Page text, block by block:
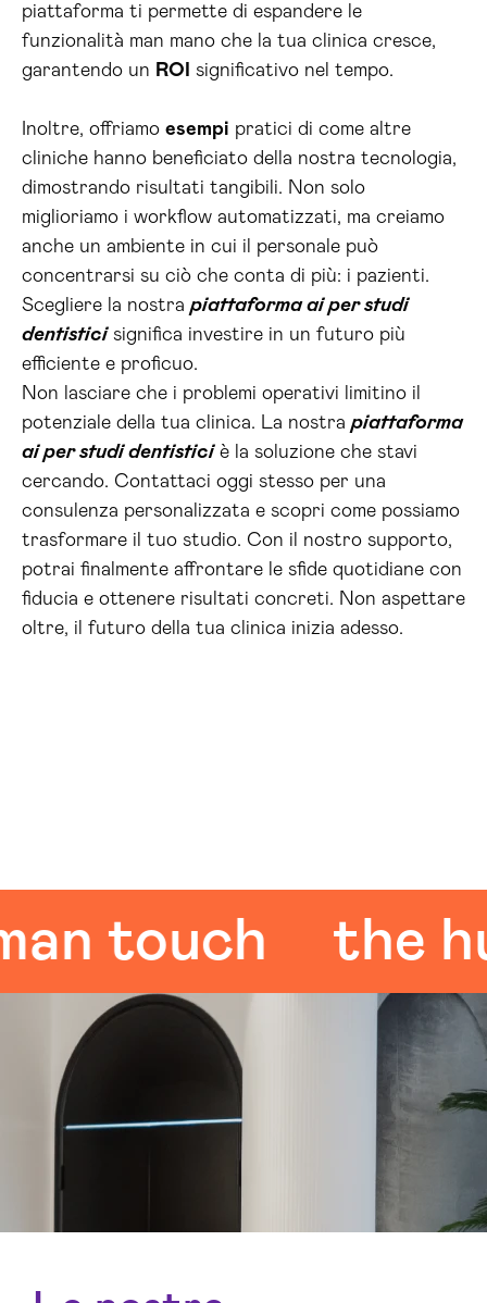
piattaforma ti permette di espandere le
funzionalità man mano che la tua clinica cresce,
garantendo un ROI significativo nel tempo.
Inoltre, offriamo esempi pratici di come altre
cliniche hanno beneficiato della nostra tecnologia,
dimostrando risultati tangibili. Non solo
miglioriamo i workflow automatizzati, ma creiamo
anche un ambiente in cui il personale può
concentrarsi su ciò che conta di più: i pazienti.
Scegliere la nostra piattaforma ai per studi
dentisticisignifica investire in un futuro più
efficiente e proficuo.
Non lasciare che i problemi operativi limitino il
potenziale della tua clinica. La nostra piattaforma
ai per studi dentisticiè la soluzione che stavi
cercando. Contattaci oggi stesso per una
consulenza personalizzata e scopri come possiamo
trasformare il tuo studio. Con il nostro supporto,
potrai finalmente affrontare le sfide quotidiane con
fiducia e ottenere risultati concreti. Non aspettare
oltre, il futuro della tua clinica inizia adesso.
the